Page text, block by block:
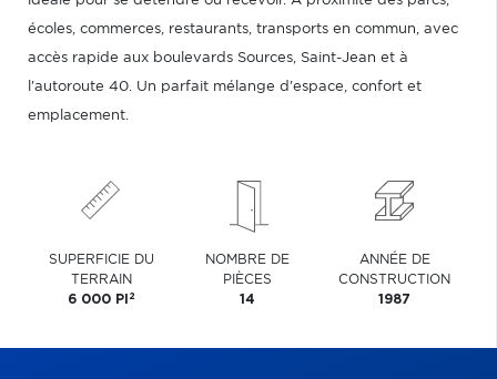
écoles, commerces, restaurants, transports en commun, avec
accès rapide aux boulevards Sources, Saint-Jean et à
l'autoroute 40. Un parfait mélange d'espace, confort et
emplacement.
SUPERFICIE DU
TERRAIN
6 000 PI 2
NOMBRE DE
PIÈCES
14
ANNÉE DE
CONSTRUCTION
1987